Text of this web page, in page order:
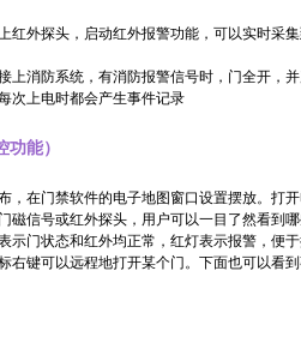
红外探头，启动红外报警功能，可以实时采
上消防系统，有消防报警信号时，门全开，并
次上电时都会产生事件记录
能）
，在门禁软件的电子地图窗口设置摆放。打
磁信号或红外探头，用户可以一目了然看到
示门状态和红外均正常，红灯表示报警，便
右键可以远程地打开某个门。下面也可以看到